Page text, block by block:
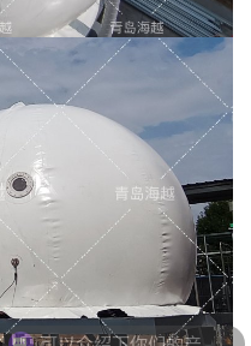
可以介绍下你们的产品么？